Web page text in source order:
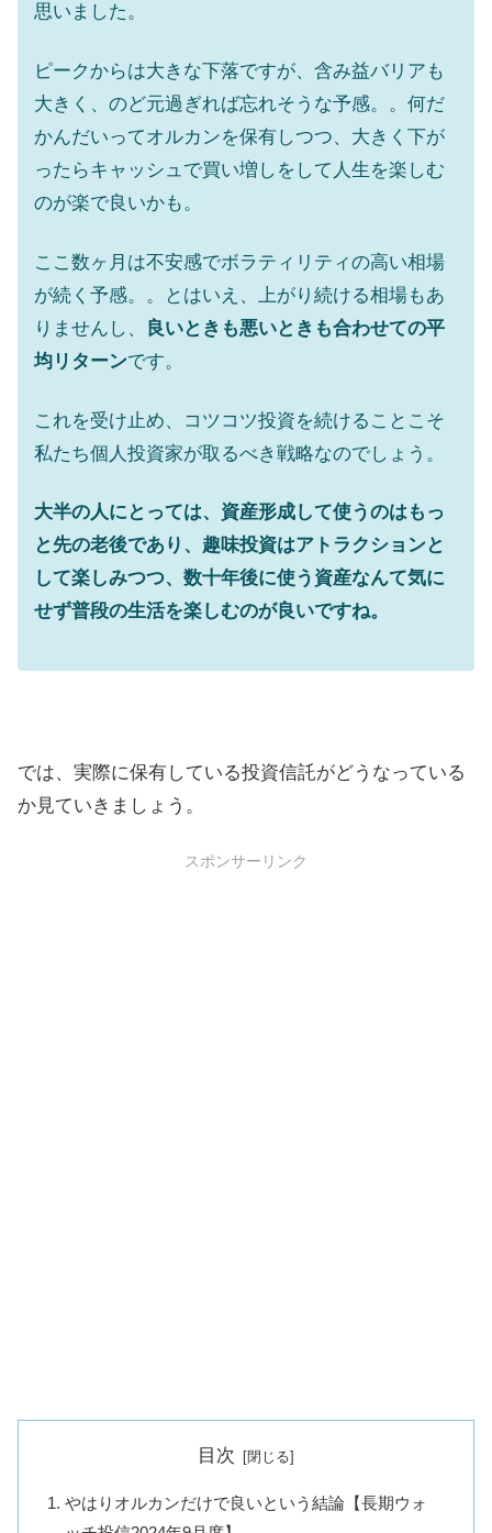
思いました。
ピークからは大きな下落ですが、含み益バリアも
大きく、のど元過ぎれば忘れそうな予感。。何だ
かんだいってオルカンを保有しつつ、大きく下が
ったらキャッシュで買い増しをして人生を楽しむ
のが楽で良いかも。
ここ数ヶ月は不安感でボラティリティの高い相場
が続く予感。。とはいえ、上がり続ける相場もあ
りませんし、
良いときも悪いときも合わせての平
均リターンです。
これを受け止め、コツコツ投資を続けることこそ
私たち個人投資家が取るべき戦略なのでしょう。
大半の人にとっては、資産形成して使うのはもっ
と先の老後であり、趣味投資はアトラクションと
して楽しみつつ、数十年後に使う資産なんて気に
せず普段の生活を楽しむのが良いですね。
では、実際に保有している投資信託がどうなっている
か見ていきましょう。
スポンサーリンク
目次
やはりオルカンだけで良いという結論【長期ウォ